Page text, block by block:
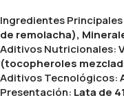
Ingredientes
de remolacha),
Aditivos Nutricionales:
(tocopheroles
Aditivos Tecnológicos:
Presentación: Lata de